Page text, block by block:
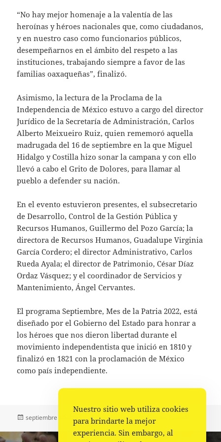
“No hay mejor homenaje a la valentía de las
heroínas y héroes nacionales que, como ciudadanos,
y en nuestro caso como funcionarios públicos,
desempeñarnos en el ámbito del respeto a las
instituciones, trabajando siempre a favor de las
familias oaxaqueñas”, finalizó.
Asimismo, la lectura de la Proclama de la
Independencia de México estuvo a cargo del director
Jurídico de la Secretaría de Administración, Carlos
Alberto Meixueiro Ruiz, quien rememoró aquella
madrugada del 16 de septiembre en la que Miguel
Hidalgo y Costilla hizo sonar la campana y con ello
llevó a cabo el Grito de Dolores, para llamar al
pueblo a defender su nación.
En el evento estuvieron presentes, el subsecretario
de Desarrollo, Control de la Gestión Pública y
Recursos Humanos, Guillermo del Pozo García; la
directora de Recursos Humanos, Guadalupe Virginia
García Cordero; el director Administrativo, Carlos
Rueda Ayala; el director de Patrimonio, César Díaz
Ordaz Vásquez; y el coordinador de Servicios y
Mantenimiento, Ángel Cervantes.
El programa Septiembre, Mes de la Patria 2022, está
diseñado por el Gobierno del Estado para honrar a
los héroes que nos dieron libertad durante el
movimiento independentista que inició en 1810 y
finalizó en 1821 con la proclamación de México
como país independiente.
Publicado
septiembre 10, 2022 Autor
Comunicado Categorías
Estado
Navegación
Nuestro sitio web utiliza cookies
para brindarte la mejor
experiencia. Sin embargo, al